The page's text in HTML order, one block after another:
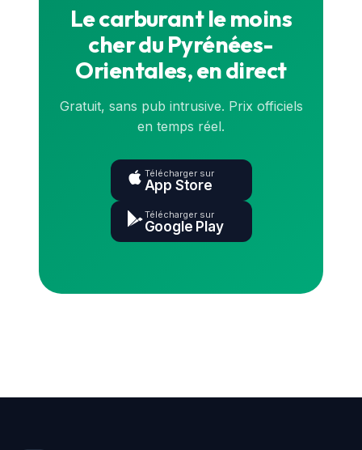
Le carburant le moins
cher du Pyrénées-
Orientales, en direct
Gratuit, sans pub intrusive. Prix officiels
en temps réel.
Télécharger sur
App Store
Télécharger sur
Google Play